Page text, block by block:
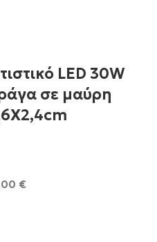
LED 30W
σε μαύρη
€